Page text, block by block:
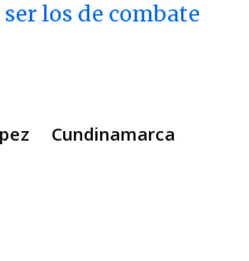
los de combate
Cundinamarca